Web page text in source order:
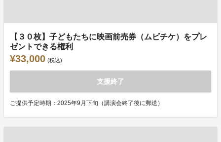
【３０枚】子どもたちに映画前売券（ムビチケ）をプレ
ゼントできる権利
¥33,000 (税込)
支援終了
ご提供予定時期：2025年9月下旬（講演会終了後に郵送）